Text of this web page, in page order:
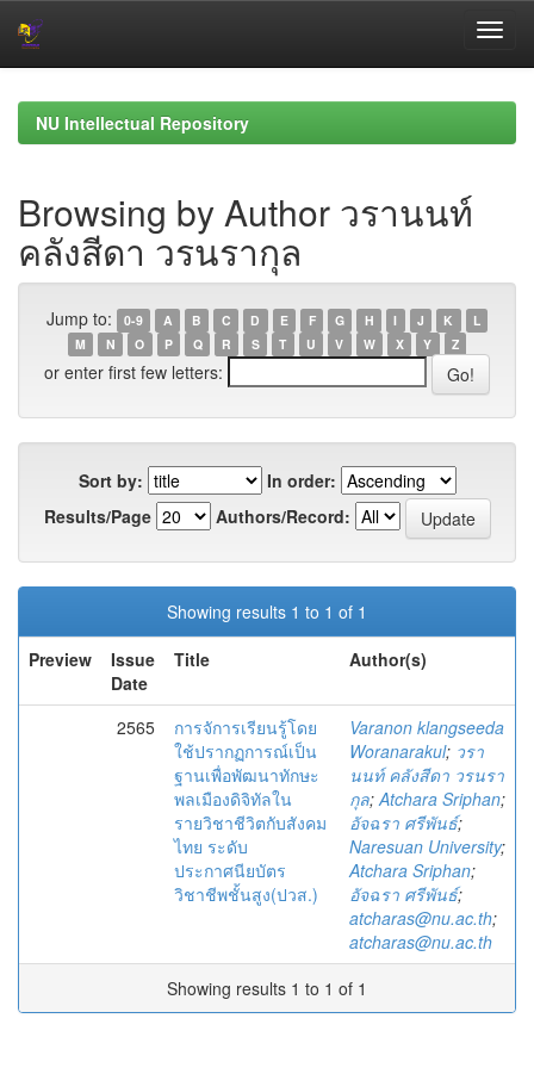
navigationNU Intellectual Repository
Browsing by Author วรานนท์
คลังสีดา วรนรากุล
Jump to: 0-9 A B C D E F G H I J K
L
M
N O P Q R S T U V W X Y Z
or enter first few letters:
Sort by:
In order:
Results/Page
Authors/Record:
Showing results 1 to 1 of 1
Preview
Issue
Date
Title Author(s)
2565
การจัการเรียนรู้โดย
ใช้ปรากฏการณ์เป็น
ฐานเพื่อพัฒนาทักษะ
พลเมืองดิจิทัลใน
รายวิชาชีวิตกับสังคม
ไทย ระดับ
ประกาศนียบัตร
วิชาชีพชั้นสูง(ปวส.)
Varanon klangseeda
Woranarakul; วรา
นนท์ คลังสีดา วรนรา
กุล;Atchara Sriphan;
อัจฉรา ศรีพันธ์;
Naresuan University;
Atchara Sriphan;
อัจฉรา ศรีพันธ์;
atcharas@nu.ac.th;
atcharas@nu.ac.th
Showing results 1 to 1 of 1